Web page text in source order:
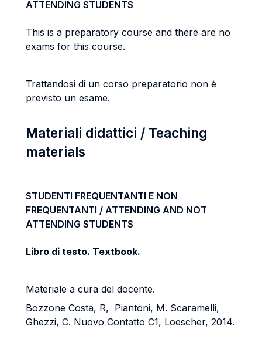
ATTENDING STUDENTS
This is a preparatory course and there are no
exams for this course.
Trattandosi di un corso preparatorio non è
previsto un esame.
Materiali didattici / Teaching
materials
STUDENTI FREQUENTANTI E NON
FREQUENTANTI / ATTENDING AND NOT
ATTENDING STUDENTS
Libro di testo. Textbook.
Materiale a cura del docente.
Bozzone Costa, R, Piantoni, M. Scaramelli,
Ghezzi, C. Nuovo Contatto C1, Loescher, 2014.